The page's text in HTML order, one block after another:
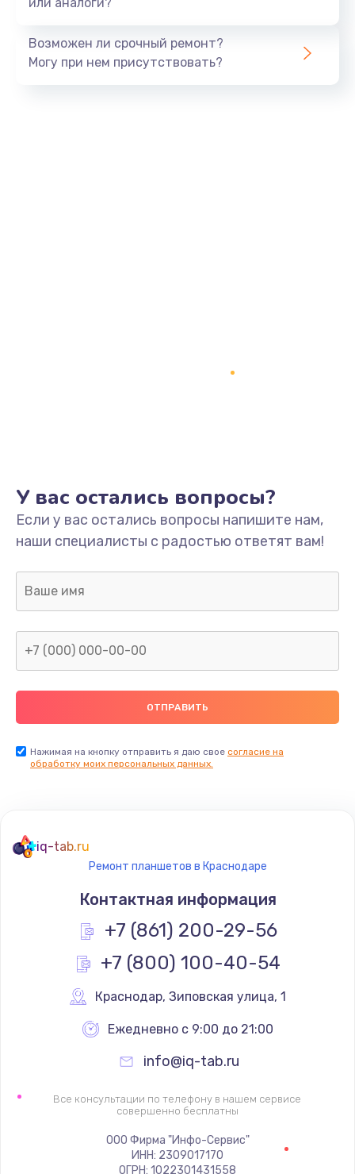
960 руб.
Заказать
1600 руб.
Заказать
Ремонт цепей питания
750 руб.
Заказать
Установка драйверов
1240 руб.
Заказать
Ремонт петель крышки
990 руб.
Заказать
Настройка Wi-Fi
1060 руб.
Замена шим-контроллера
3900 руб.
Возможен ли срочный ремонт?
Могу при нем присутствовать?
У вас остались вопросы?
Если у вас остались вопросы напишите нам,
наши специалисты с радостью ответят вам!
Нажимая на кнопку отправить я даю свое согласие на
обработку моих персональных данных.
iq-tab.ru
Ремонт планшетов в Краснодаре
Контактная информация
+7 (861) 200-29-56
+7 (800) 100-40-54
Краснодар, Зиповская улица, 1
Ежедневно с 9:00 до 21:00
info@iq-tab.ru
Все консультации по телефону в нашем сервисе
совершенно бесплатны
ООО Фирма "Инфо-Сервис"
ИНН: 2309017170
ОГРН: 1022301431558